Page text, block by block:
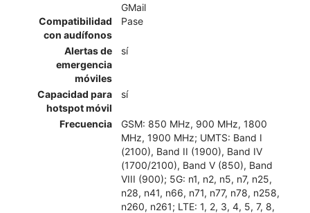
GMail
Compatibilidad
con audífonos
Pase
Alertas de
emergencia
móviles
sí
Capacidad para
hotspot móvil
sí
Frecuencia
GSM: 850 MHz, 900 MHz, 1800
MHz, 1900 MHz; UMTS: Band I
(2100), Band II (1900), Band IV
(1700/2100), Band V (850), Band
VIII (900); 5G: n1, n2, n5, n7, n25,
n28, n41, n66, n71, n77, n78, n258,
n260, n261; LTE: 1, 2, 3, 4, 5, 7, 8,